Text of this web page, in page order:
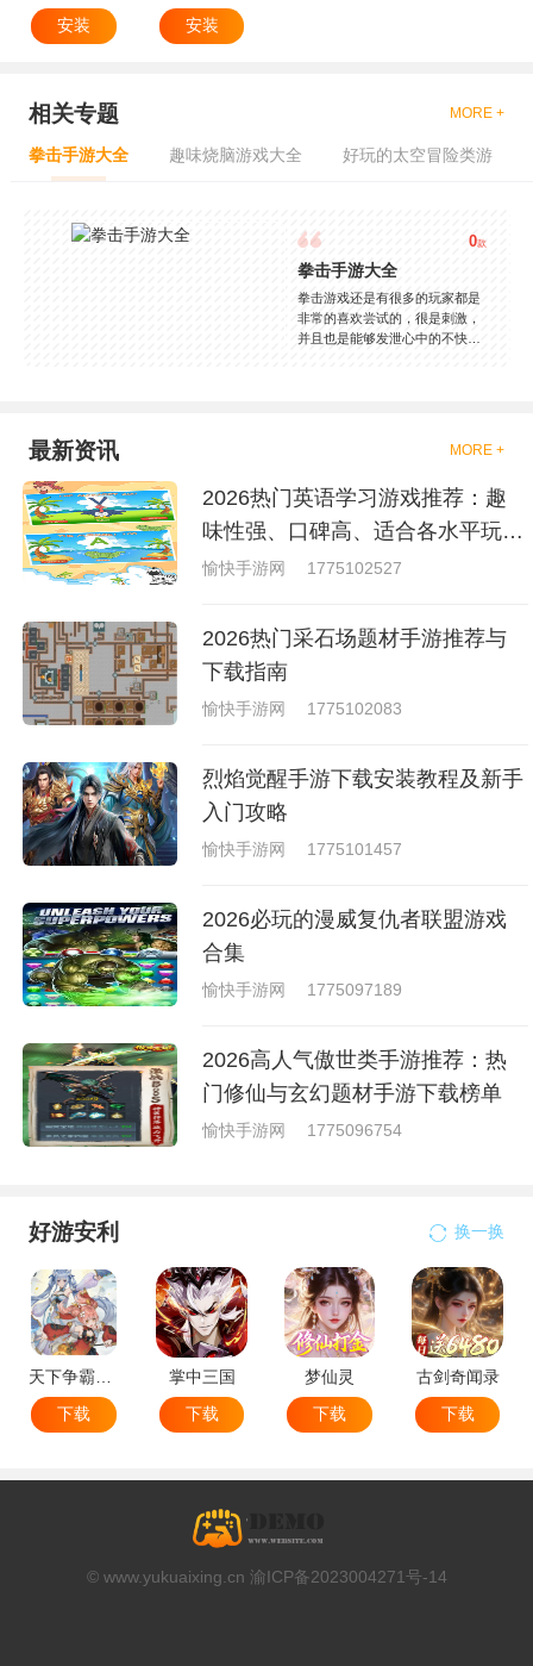
安装
安装
相关专题 MORE +
拳击手游大全 趣味烧脑游戏大全 好玩的太空冒险类游
0款
拳击手游大全
拳击游戏还是有很多的玩家都是
非常的喜欢尝试的，很是刺激，
并且也是能够发泄心中的不快
够去进行体验的，我们也是能够
就是收集了一些有意思的拳击游
戏，相信你们一定会喜欢的。
最新资讯 MORE +
2026热门英语学习游戏推荐：趣
味性强、口碑高、适合各水平玩家
的英语游戏合集
愉快手游网 1775102527
2026热门采石场题材手游推荐与
下载指南
愉快手游网 1775102083
烈焰觉醒手游下载安装教程及新手
入门攻略
愉快手游网 1775101457
2026必玩的漫威复仇者联盟游戏
合集
愉快手游网 1775097189
2026高人气傲世类手游推荐：热
门修仙与玄幻题材手游下载榜单
愉快手游网 1775096754
好游安利 换一换
天下争霸三国志
下载
掌中三国
下载
梦仙灵
下载
古剑奇闻录
下载
© www.yukuaixing.cn 渝ICP备2023004271号-14